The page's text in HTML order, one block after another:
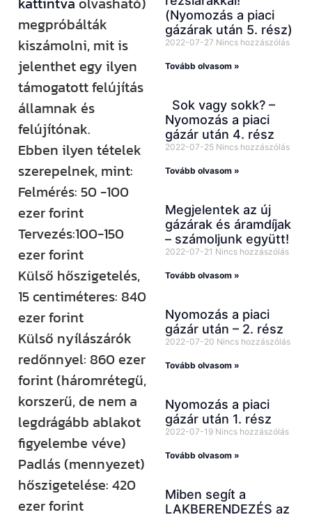
megpróbálták
kiszámolni, mit is
jelenthet egy ilyen
támogatott felújítás
államnak és
felújítónak.
Ebben ilyen tételek
szerepelnek, mint:
Felmérés: 50 -100
ezer forint
Tervezés:100-150
ezer forint
Külső hőszigetelés,
15 centiméteres: 840
ezer forint
Külső nyílászárók
redőnnyel: 860 ezer
forint (háromrétegű,
korszerű, de nem a
legdrágább ablakot
figyelembe véve)
Padlás (mennyezet)
hőszigetelése: 420
ezer forint
(Nyomozás a piaci
gázárak után 5. rész)
2022-07-27 Nincs hozzászólás
Tovább olvasom »
Sok vagy sokk? –
Nyomozás a piaci
gázár után 4. rész
2022-07-25 Nincs hozzászólás
Tovább olvasom »
Megjelentek az új
gázárak és áramdíjak
– számoljunk együtt!
2022-07-21 Nincs hozzászólás
Tovább olvasom »
Nyomozás a piaci
gázár után – 2. rész
2022-07-20 Nincs hozzászólás
Tovább olvasom »
Nyomozás a piaci
gázár után 1. rész
2022-07-19 Nincs hozzászólás
Tovább olvasom »
Miben segít a
LAKBERENDEZÉS az